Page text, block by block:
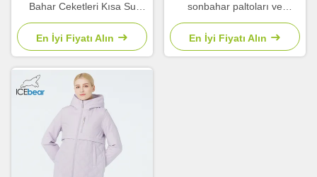
Bahar Ceketleri Kısa Su
geçirmez Rüzgâr Yumurtası
İğnelik
En İyi Fiyatı Alın
sonbahar paltoları ve
ceketleri
En İyi Fiyatı Alın